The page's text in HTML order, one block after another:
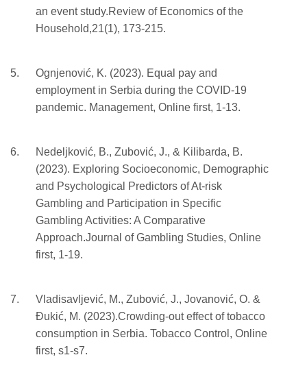
an event study.Review of Economics of the
Household,21(1), 173-215.
Ognjenović, K. (2023). Equal pay and
employment in Serbia during the COVID-19
pandemic. Management, Online first, 1-13.
Nedeljković, B., Zubović, J., & Kilibarda, B.
(2023). Exploring Socioeconomic, Demographic
and Psychological Predictors of At-risk
Gambling and Participation in Specific
Gambling Activities: A Comparative
Approach.Journal of Gambling Studies, Online
first, 1-19.
Vladisavljević, M., Zubović, J., Jovanović, O. &
Đukić, M. (2023).Crowding-out effect of tobacco
consumption in Serbia. Tobacco Control, Online
first, s1-s7.